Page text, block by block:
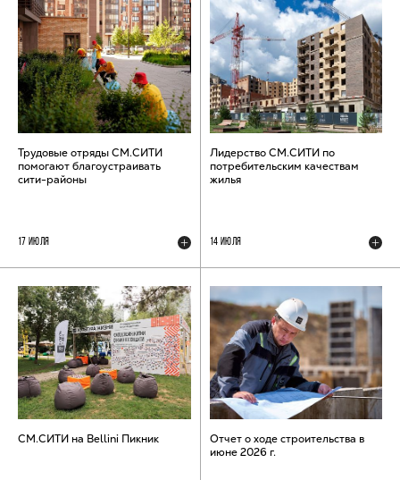
Трудовые отряды СМ.СИТИ
помогают благоустраивать
сити-районы
17 ИЮЛЯ
Лидерство СМ.СИТИ по
потребительским качествам
жилья
14 ИЮЛЯ
СМ.СИТИ на Bellini Пикник
Отчет о ходе строительства в
июне 2026 г.